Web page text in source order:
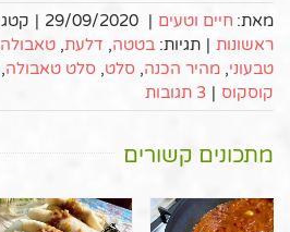
מאת: חיים וטעים |
29/09/2020
|
ראשונות | תגיות: בטטה, דלעת, טאבולה
טבעוני, מהיר הכנה, סלט, סלט טאבולה,
קוסקוס | 3 תגובות
מתכונים קשורים